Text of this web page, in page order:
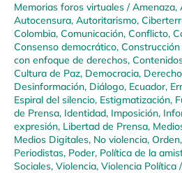
Memorias foros virtuales /Amenaza,
Autocensura, Autoritarismo,
Colombia, Comunicación, Conflicto,
Consenso democrático,
con enfoque de derechos,
Cultura de Paz, Democracia,
Desinformación, Diálogo, Ecuador,
Espiral del silencio, Estigmatización,
de Prensa, Identidad, Imposición,
expresión, Libertad de Prensa,
Medios Digitales, No violencia, Orden,
Periodistas, Poder, Política de la
Sociales, Violencia, Violencia Política /